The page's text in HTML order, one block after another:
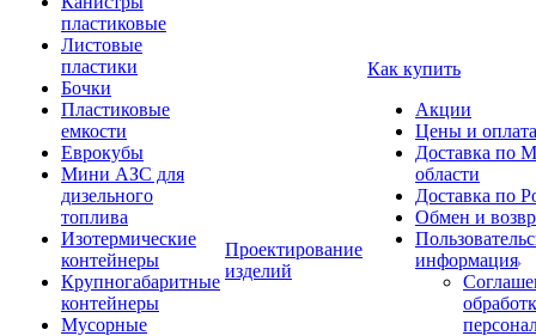
пластиковые
Листовые
пластики
Бочки
Пластиковые
емкости
Еврокубы
Мини АЗС для
дизельного
топлива
Изотермические
контейнеры
Крупногабаритные
контейнеры
Мусорные
Проектирование
изделий
Как купить
Акции
Цены и оплата
Доставка по
области
Доставка по
Обмен и
информация